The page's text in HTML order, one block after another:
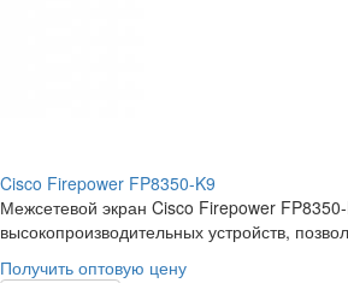
Cisco Firepower FP8350-K9
Межсетевой экран Cisco Firepower
высокопроизводительных устройств,
Получить оптовую цену